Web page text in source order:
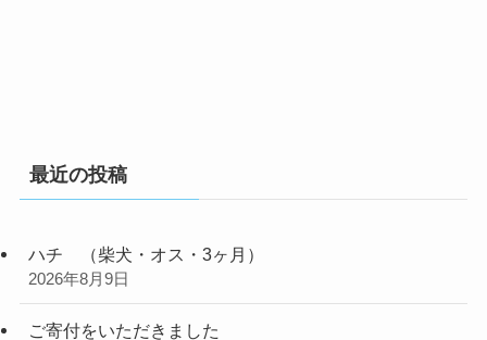
最近の投稿
ハチ （柴犬・オス・3ヶ月）
2026年8月9日
ご寄付をいただきました